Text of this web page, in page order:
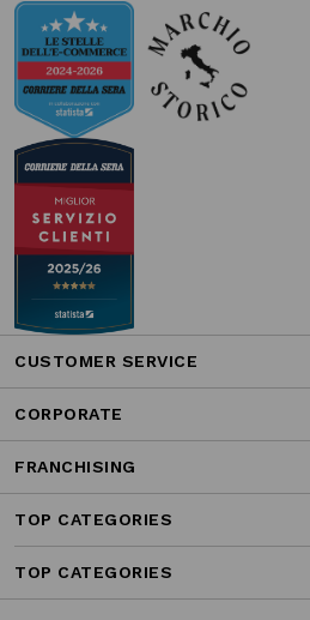
CUSTOMER SERVICE
CORPORATE
FRANCHISING
TOP CATEGORIES
TOP CATEGORIES